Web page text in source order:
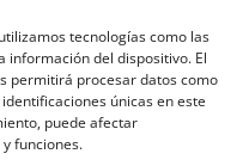
tecnologías como las
información del dispositivo. El
permitirá procesar datos como
únicas en este
puede afectar
funciones.